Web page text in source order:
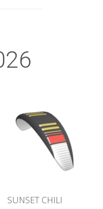
SUNSET CHILI